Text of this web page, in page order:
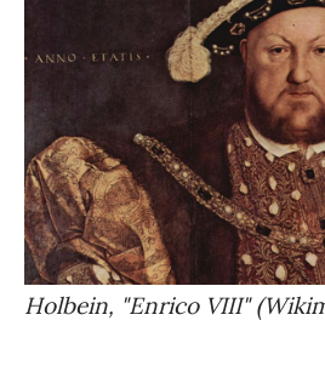
Holbein, "Enrico VIII"